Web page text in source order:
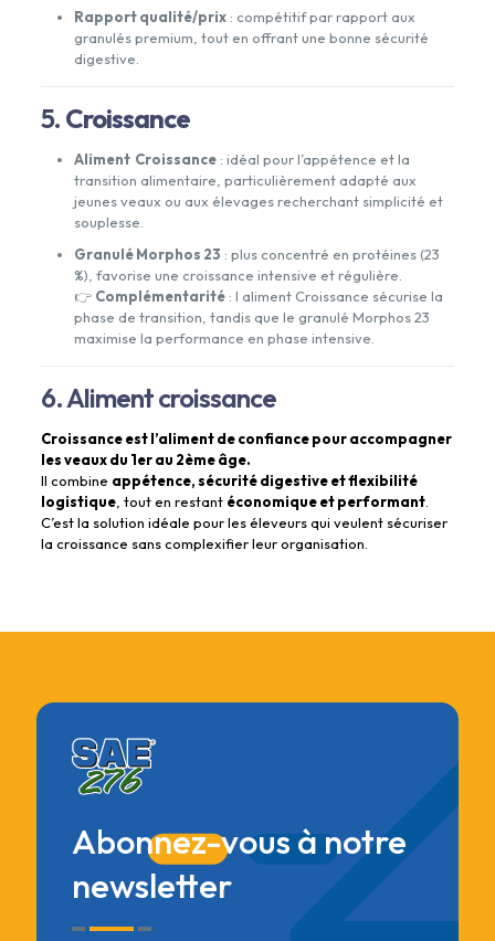
Rapport qualité/prix: compétitif par rapport aux
granulés premium, tout en offrant une bonne sécurité
digestive.
5. Croissance
Aliment Croissance: idéal pour l’appétence et la
transition alimentaire, particulièrement adapté aux
jeunes veaux ou aux élevages recherchant simplicité et
souplesse.
Granulé Morphos 23 : plus concentré en protéines (23
%), favorise une croissance intensive et régulière.
👉 Complémentarité: l aliment Croissance sécurise la
phase de transition, tandis que le granulé Morphos 23
maximise la performance en phase intensive.
6. Aliment croissance
Croissance est l’aliment de confiance pour accompagner
les veaux du 1er au 2ème âge.
Il combine appétence, sécurité digestive et flexibilité
logistique, tout en restant économique et performant.
C’est la solution idéale pour les éleveurs qui veulent sécuriser
la croissance sans complexifier leur organisation.
Abonnez-vous à notre
newsletter